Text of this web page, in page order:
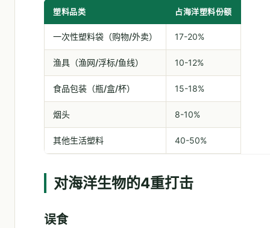
塑料品类 占海洋塑料份额
一次性塑料袋（购物/外卖） 17-20%
渔具（渔网/浮标/鱼线） 10-12%
食品包装（瓶/盒/杯） 15-18%
烟头 8-10%
其他生活塑料 40-50%
对海洋生物的4重打击
误食